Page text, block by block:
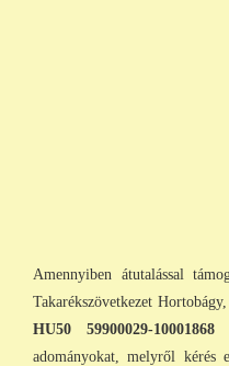
Amennyiben átutalással
Takarékszövetkezet
HU50 59900029-10001868
adományokat, melyről kérés